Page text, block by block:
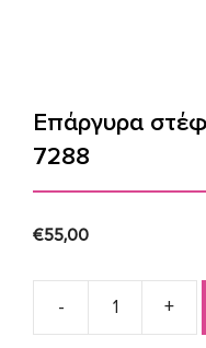
Επάργυρα
7288
€55,00